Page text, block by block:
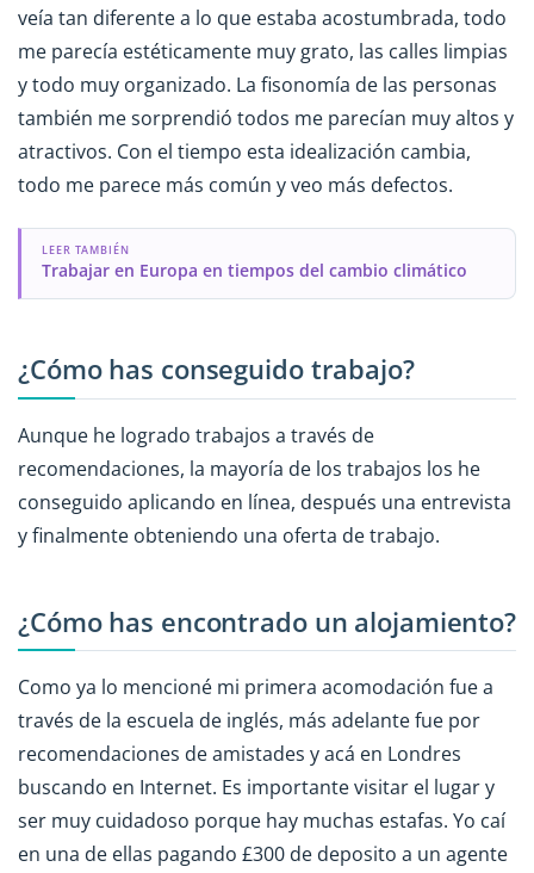
veía tan diferente a lo que estaba acostumbrada, todo
me parecía estéticamente muy grato, las calles limpias
y todo muy organizado. La fisonomía de las personas
también me sorprendió todos me parecían muy altos y
atractivos. Con el tiempo esta idealización cambia,
todo me parece más común y veo más defectos.
LEER TAMBIÉN
Trabajar en Europa en tiempos del cambio climático
¿Cómo has conseguido trabajo?
Aunque he logrado trabajos a través de
recomendaciones, la mayoría de los trabajos los he
conseguido aplicando en línea, después una entrevista
y finalmente obteniendo una oferta de trabajo.
¿Cómo has encontrado un alojamiento?
Como ya lo mencioné mi primera acomodación fue a
través de la escuela de inglés, más adelante fue por
recomendaciones de amistades y acá en Londres
buscando en Internet. Es importante visitar el lugar y
ser muy cuidadoso porque hay muchas estafas. Yo caí
en una de ellas pagando £300 de deposito a un agente